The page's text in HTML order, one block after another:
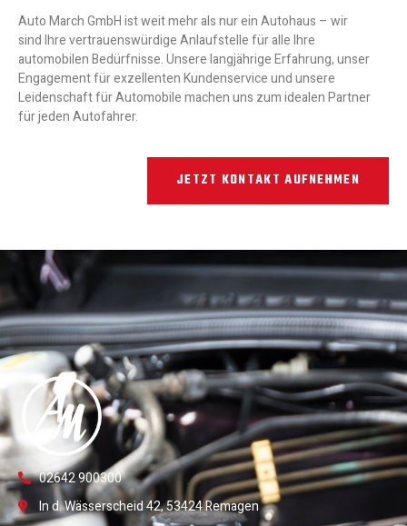
Auto March GmbH ist weit mehr als nur ein Autohaus – wir
sind Ihre vertrauenswürdige Anlaufstelle für alle Ihre
automobilen Bedürfnisse. Unsere langjährige Erfahrung, unser
Engagement für exzellenten Kundenservice und unsere
Leidenschaft für Automobile machen uns zum idealen Partner
für jeden Autofahrer.
JETZT KONTAKT AUFNEHMEN
02642 900300
In d. Wässerscheid 42, 53424 Remagen